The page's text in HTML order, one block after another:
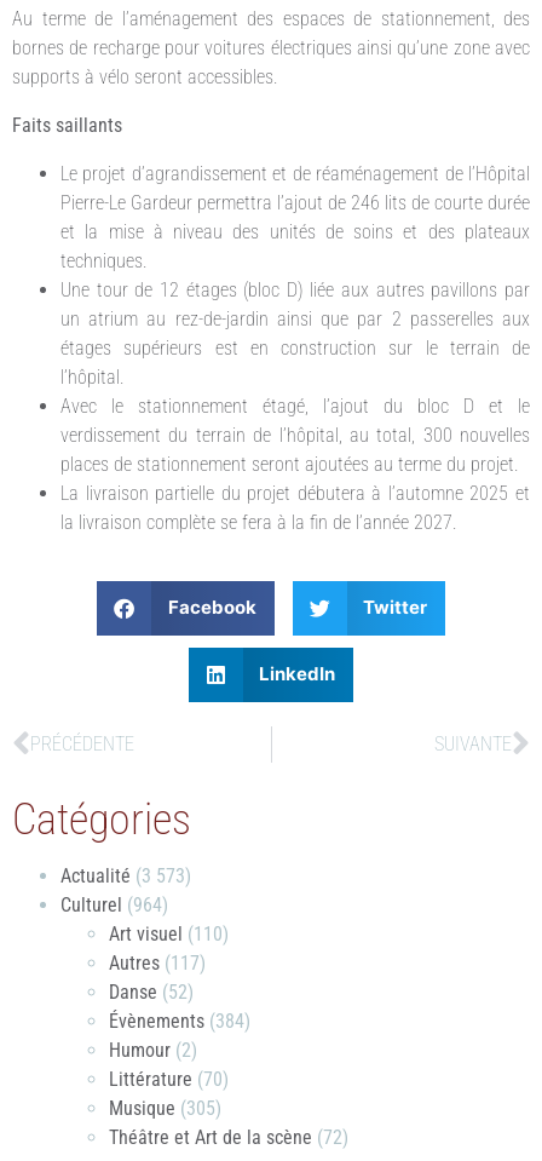
Au terme de l’aménagement des espaces de stationnement, des
bornes de recharge pour voitures électriques ainsi qu’une zone avec
supports à vélo seront accessibles.
Faits saillants
Le projet d’agrandissement et de réaménagement de l’Hôpital
Pierre-Le Gardeur permettra l’ajout de 246 lits de courte durée
et la mise à niveau des unités de soins et des plateaux
techniques.
Une tour de 12 étages (bloc D) liée aux autres pavillons par
un atrium au rez-de-jardin ainsi que par 2 passerelles aux
étages supérieurs est en construction sur le terrain de
l’hôpital.
Avec le stationnement étagé, l’ajout du bloc D et le
verdissement du terrain de l’hôpital, au total, 300 nouvelles
places de stationnement seront ajoutées au terme du projet.
La livraison partielle du projet débutera à l’automne 2025 et
la livraison complète se fera à la fin de l’année 2027.
Facebook Twitter
LinkedIn
PRÉCÉDENTE SUIVANTE
Catégories
Actualité (3 573)
Culturel (964)
Art visuel (110)
Autres (117)
Danse (52)
Évènements (384)
Humour (2)
Littérature (70)
Musique (305)
Théâtre et Art de la scène (72)